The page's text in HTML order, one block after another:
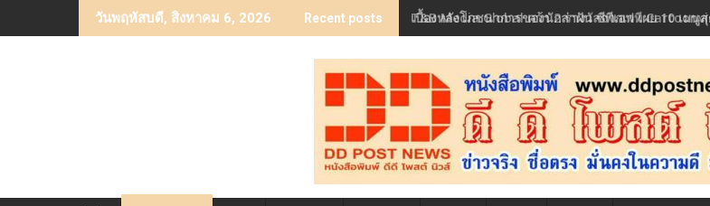
to
วันพฤหัสบดี, สิงหาคม 6, 2026 Recent posts เบื้องหลังโภชนาการของนักล่าฝัน ซีพีเอฟ เผย 10 เมนู